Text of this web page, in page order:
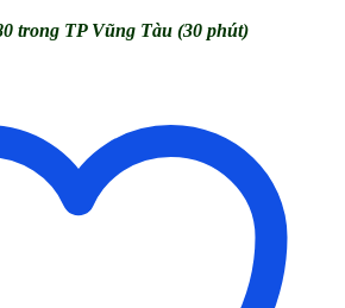
trong TP Vũng Tàu (30 phút)